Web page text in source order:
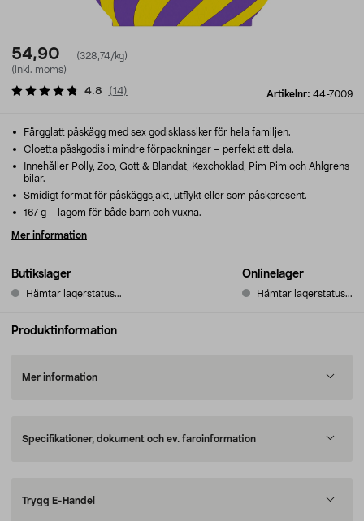
54,90
(328,74/kg)
(inkl. moms)
Artikelnr: 44-7009
4.8 (14)
Butikslager
Hämtar lagerstatus...
Onlinelager
Hämtar lagerstatus...
Färgglatt påskägg med sex godisklassiker för hela familjen.
Cloetta påskgodis i mindre förpackningar – perfekt att dela.
Innehåller Polly, Zoo, Gott & Blandat, Kexchoklad, Pim Pim och Ahlgrens
bilar.
Smidigt format för påskäggsjakt, utflykt eller som påskpresent.
167 g – lagom för både barn och vuxna.
Mer information
Produktinformation
Mer information
Specifikationer, dokument och ev. faroinformation
Trygg E-Handel